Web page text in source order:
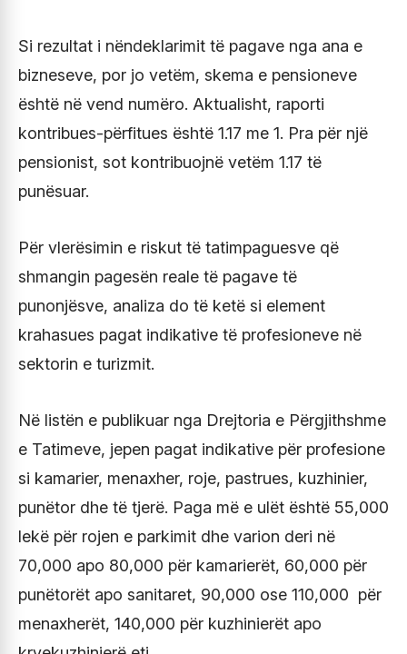
Si rezultat i nëndeklarimit të pagave nga ana e
bizneseve, por jo vetëm, skema e pensioneve
është në vend numëro. Aktualisht, raporti
kontribues-përfitues është 1.17 me 1. Pra për një
pensionist, sot kontribuojnë vetëm 1.17 të
punësuar.
Për vlerësimin e riskut të tatimpaguesve që
shmangin pagesën reale të pagave të
punonjësve, analiza do të ketë si element
krahasues pagat indikative të profesioneve në
sektorin e turizmit.
Në listën e publikuar nga Drejtoria e Përgjithshme
e Tatimeve, jepen pagat indikative për profesione
si kamarier, menaxher, roje, pastrues, kuzhinier,
punëtor dhe të tjerë. Paga më e ulët është 55,000
lekë për rojen e parkimit dhe varion deri në
70,000 apo 80,000 për kamarierët, 60,000 për
punëtorët apo sanitaret, 90,000 ose 110,000 për
menaxherët, 140,000 për kuzhinierët apo